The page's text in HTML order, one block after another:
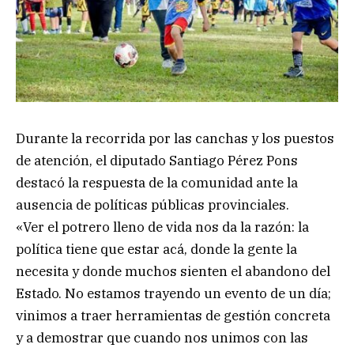
Durante la recorrida por las canchas y los puestos
de atención, el diputado Santiago Pérez Pons
destacó la respuesta de la comunidad ante la
ausencia de políticas públicas provinciales.
«Ver el potrero lleno de vida nos da la razón: la
política tiene que estar acá, donde la gente la
necesita y donde muchos sienten el abandono del
Estado. No estamos trayendo un evento de un día;
vinimos a traer herramientas de gestión concreta
y a demostrar que cuando nos unimos con las